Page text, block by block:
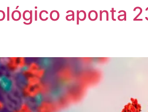
aponta